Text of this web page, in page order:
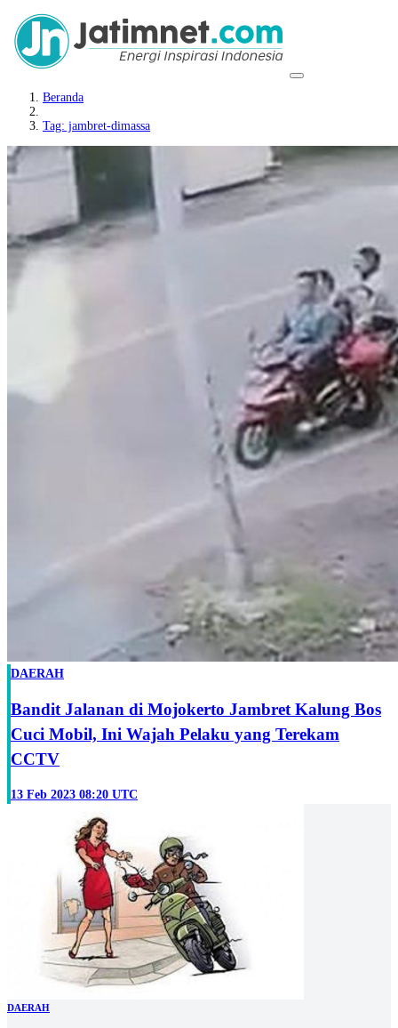
Beranda
Tag: jambret-dimassa
DAERAH
Bandit Jalanan di Mojokerto Jambret Kalung Bos
Cuci Mobil, Ini Wajah Pelaku yang Terekam
CCTV
13 Feb 2023 08:20 UTC
DAERAH